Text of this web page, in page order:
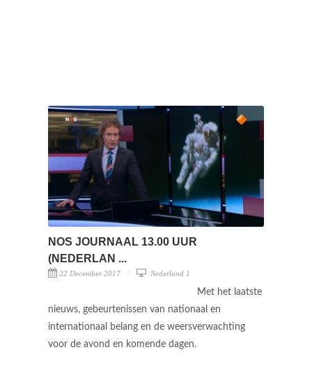
NOS JOURNAAL 13.00 UUR
(NEDERLAN ...
22 December 2017 Nederland 1
Met het laatste
nieuws, gebeurtenissen van nationaal en
internationaal belang en de weersverwachting
voor de avond en komende dagen.